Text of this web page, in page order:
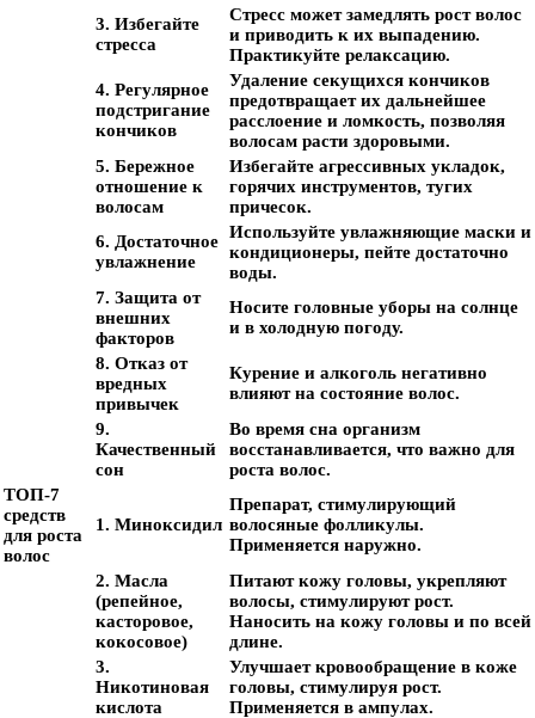
3. Избегайте
стресса
Стресс может замедлять рост волос
и приводить к их выпадению.
Практикуйте релаксацию.
4. Регулярное
подстригание
кончиков
Удаление секущихся кончиков
предотвращает их дальнейшее
расслоение и ломкость, позволяя
волосам расти здоровыми.
5. Бережное
отношение к
волосам
Избегайте агрессивных укладок,
горячих инструментов, тугих
причесок.
6. Достаточное
увлажнение
Используйте увлажняющие маски и
кондиционеры, пейте достаточно
воды.
7. Защита от
внешних
факторов
Носите головные уборы на солнце
и в холодную погоду.
8. Отказ от
вредных
привычек
Курение и алкоголь негативно
влияют на состояние волос.
9.
Качественный
сон
Во время сна организм
восстанавливается, что важно для
роста волос.
ТОП-7
средств
для роста
волос
1. Миноксидил
Препарат, стимулирующий
волосяные фолликулы.
Применяется наружно.
2. Масла
(репейное,
касторовое,
кокосовое)
Питают кожу головы, укрепляют
волосы, стимулируют рост.
Наносить на кожу головы и по всей
длине.
3.
Никотиновая
кислота
Улучшает кровообращение в коже
головы, стимулируя рост.
Применяется в ампулах.